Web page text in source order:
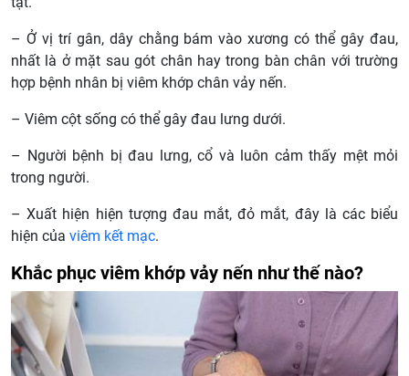
– Ở vị trí gân, dây chằng bám vào xương có thể gây đau,
nhất là ở mặt sau gót chân hay trong bàn chân với trường
hợp bệnh nhân bị viêm khớp chân vảy nến.
– Viêm cột sống có thể gây đau lưng dưới.
– Người bệnh bị đau lưng, cổ và luôn cảm thấy mệt mỏi
trong người.
– Xuất hiện hiện tượng đau mắt, đỏ mắt, đây là các biểu
hiện của viêm kết mạc.
Khắc phục viêm khớp vảy nến như thế nào?